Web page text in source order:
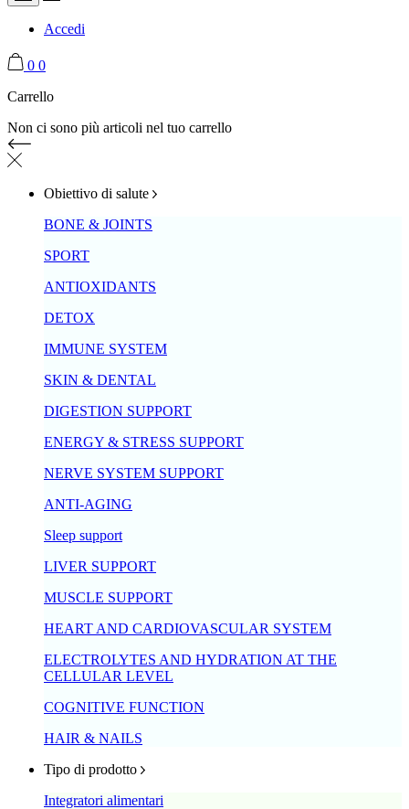
Accedi
0 0
Carrello
Non ci sono più articoli nel tuo carrello
Obiettivo di salute
BONE & JOINTS
SPORT
ANTIOXIDANTS
DETOX
IMMUNE SYSTEM
SKIN & DENTAL
DIGESTION SUPPORT
ENERGY & STRESS SUPPORT
NERVE SYSTEM SUPPORT
ANTI-AGING
Sleep support
LIVER SUPPORT
MUSCLE SUPPORT
HEART AND CARDIOVASCULAR SYSTEM
ELECTROLYTES AND HYDRATION AT THE
CELLULAR LEVEL
COGNITIVE FUNCTION
HAIR & NAILS
Tipo di prodotto
Integratori alimentari